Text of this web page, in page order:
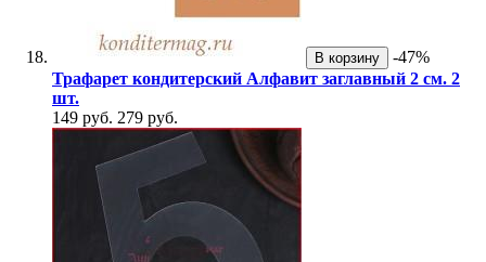
В корзину
-47%
Трафарет кондитерский Алфавит заглавный 2 см. 2
шт.
149 руб. 279 руб.